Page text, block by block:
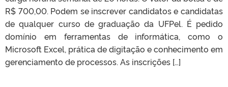
R$ 700,00. Podem se inscrever candidatos e candidatas
de qualquer curso de graduação da UFPel. É pedido
domínio em ferramentas de informática, como o
Microsoft Excel, prática de digitação e conhecimento em
gerenciamento de processos. As inscrições […]